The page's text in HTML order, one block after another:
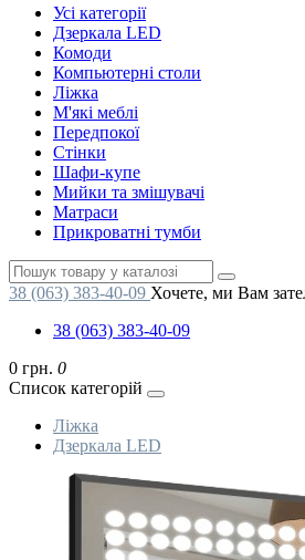
Усі категорії
Дзеркала LED
Комоди
Компьютерні столи
Ліжка
М'які меблі
Передпокої
Стінки
Шафи-купе
Мийки та змішувачі
Матраси
Прикроватні тумби
38 (063) 383-40-09 Хочете, ми Вам
38 (063) 383-40-09
0 грн. 0
Список категорій
Ліжка
Дзеркала LED